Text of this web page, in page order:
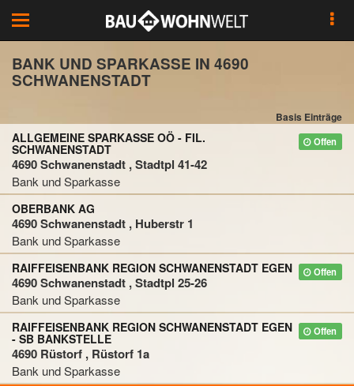
Toggle
navigation
BANK UND SPARKASSE IN 4690
SCHWANENSTADT
Basis Einträge
Offen
ALLGEMEINE SPARKASSE OÖ - FIL.
SCHWANENSTADT
4690 Schwanenstadt , Stadtpl 41-42
Bank und Sparkasse
OBERBANK AG
4690 Schwanenstadt , Huberstr 1
Bank und Sparkasse
Offen
RAIFFEISENBANK REGION SCHWANENSTADT EGEN
4690 Schwanenstadt , Stadtpl 25-26
Bank und Sparkasse
Offen
RAIFFEISENBANK REGION SCHWANENSTADT EGEN
- SB BANKSTELLE
4690 Rüstorf , Rüstorf 1a
Bank und Sparkasse